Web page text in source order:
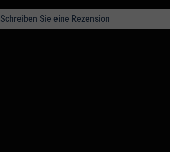
Schreiben Sie eine Rezension